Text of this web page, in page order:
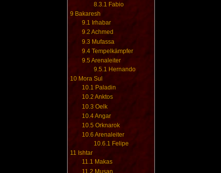
8.3.1 Fabio
9 Bakaresh
9.1 Irhabar
9.2 Achmed
9.3 Mufassa
9.4 Tempelkämpfer
9.5Arenaleiter
9.5.1 Hernando
10 Mora Sul
10.1 Paladin
10.2 Anktos
10.3 Oelk
10.4Angar
10.5 Orknarok
10.6 Arenaleiter
10.6.1 Felipe
11 Ishtar
11.1 Makas
11.2 Musan